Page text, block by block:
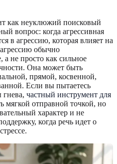
как неуклюжий поисковый
вопрос: когда агрессивная
в агрессию, которая влияет на
обычно
а не просто как сильное
Она может быть
прямой, косвенной,
Если вы пытаетесь
гнева, частный инструмент для
мягкой отправной точкой, но
характер и не
когда речь идет о